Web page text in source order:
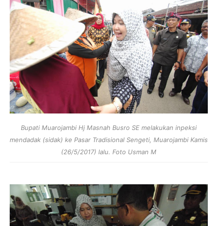
Bupati Muarojambi Hj Masnah Busro SE melakukan inpeksi
mendadak (sidak) ke Pasar Tradisional Sengeti, Muarojambi Kamis
(26/5/2017) lalu. Foto Usman M